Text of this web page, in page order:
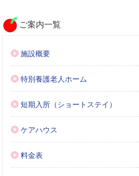
ご案内一覧
施設概要
特別養護老人ホーム
短期入所（ショートステイ）
ケアハウス
料金表